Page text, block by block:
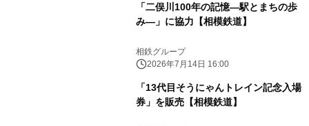
「二俣川100年の記憶―駅とまちの歩
み―」に協力【相模鉄道】
相鉄グループ
2026年7月14日 16:00
「13代目そうにゃんトレイン記念入場
券」を販売【相模鉄道】